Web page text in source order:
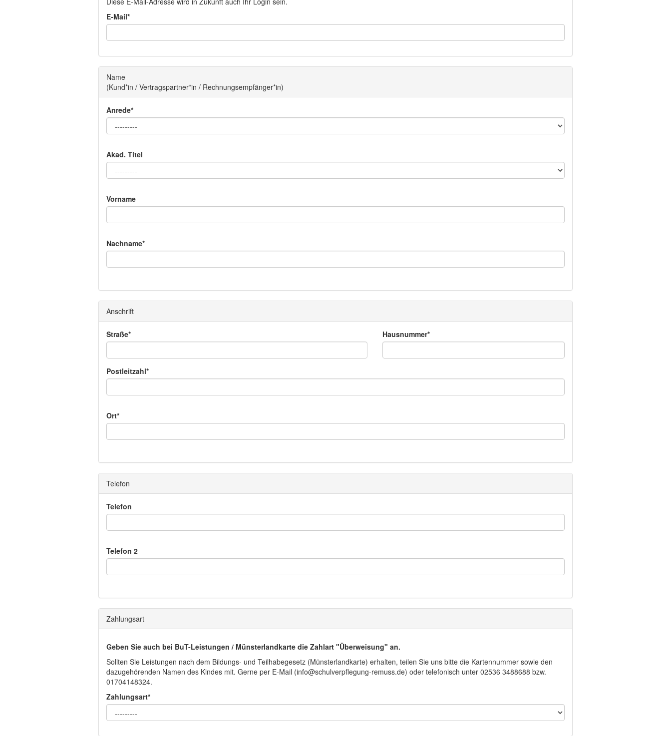
E-Mail*
Name
(Kund*in / Vertragspartner*in / Rechnungsempfänger*in)
Anrede*
Akad. Titel
Vorname
Nachname*
Anschrift
Straße* Hausnummer*
Postleitzahl*
Ort*
Telefon
Telefon
Telefon 2
Zahlungsart
Geben Sie auch bei BuT-Leistungen / Münsterlandkarte die Zahlart "Überweisung" an.
Sollten Sie Leistungen nach dem Bildungs- und Teilhabegesetz (Münsterlandkarte) erhalten, teilen Sie uns bitte die Kartennummer sowie den
dazugehörenden Namen des Kindes mit. Gerne per E-Mail (info@schulverpflegung-remuss.de) oder telefonisch unter 02536 3488688 bzw.
01704148324.
Zahlungsart*